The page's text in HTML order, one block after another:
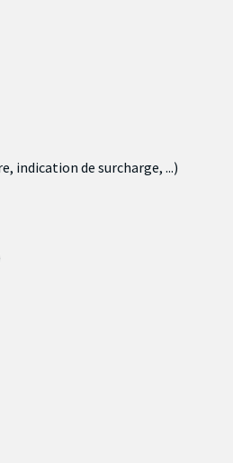
, indication de surcharge, ...)